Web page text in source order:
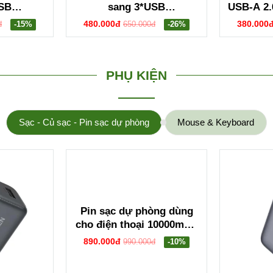
hỗ trợ
CM511
-15%
sang 3*USB
3.0+HDMI+USB-C hỗ trợ
4K Ugreen 35581
480.000đ 650.000đ -26%
USB-A
+
PHỤ KIỆN
Sạc - Củ sạc - Pin sạc dự phòng Mouse & Keyboard
Pin sạc dự phòng dùng
cho điện thoại 10000mAh
Li-ion Ugreen 25919
890.000đ 990.000đ -10%